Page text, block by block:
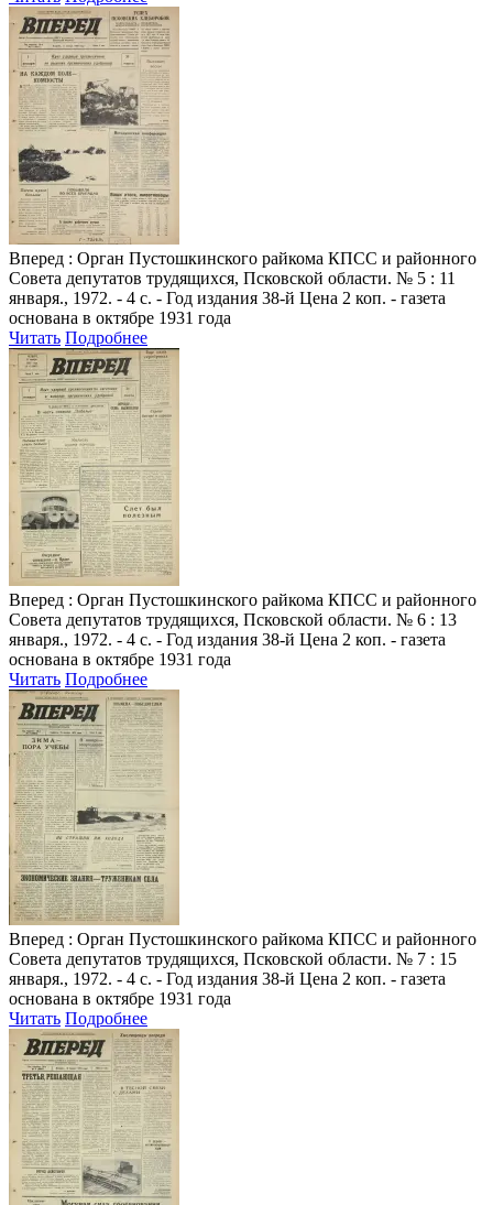
Вперед : Орган Пустошкинского райкома КПСС и районного
Совета депутатов трудящихся, Псковской области. № 5 : 11
января., 1972. - 4 с. - Год издания 38-й Цена 2 коп. - газета
основана в октябре 1931 года
Читать Подробнее
Вперед : Орган Пустошкинского райкома КПСС и районного
Совета депутатов трудящихся, Псковской области. № 6 : 13
января., 1972. - 4 с. - Год издания 38-й Цена 2 коп. - газета
основана в октябре 1931 года
Читать Подробнее
Вперед : Орган Пустошкинского райкома КПСС и районного
Совета депутатов трудящихся, Псковской области. № 7 : 15
января., 1972. - 4 с. - Год издания 38-й Цена 2 коп. - газета
основана в октябре 1931 года
Читать Подробнее